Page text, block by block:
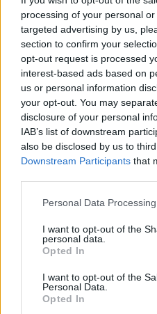
processing of your personal
targeted advertising by us,
section to confirm your
opt-out request is processed
interest-based ads based on
us or personal information
your opt-out. You may
disclosure of your personal
IAB’s list of downstream
also be disclosed by us to
Downstream Participants that
Personal Data
I want to opt-out of the
personal data.
Opted In
I want to opt-out of the
Personal Data.
Opted In